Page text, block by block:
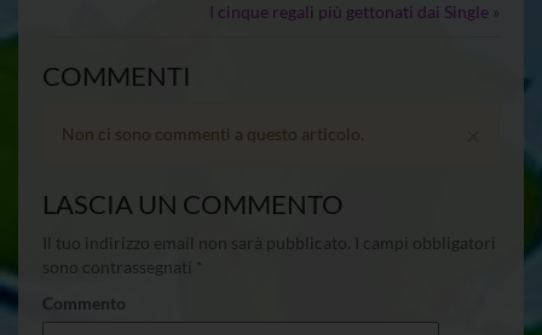
I cinque regali più gettonati dai Single »
COMMENTI
Non ci sono commenti a questo articolo.
LASCIA UN COMMENTO
Il tuo indirizzo email non sarà pubblicato.
I campi obbligatori
sono contrassegnati
Commento